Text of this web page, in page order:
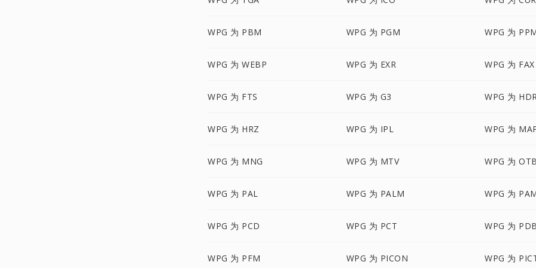
WPG 为 PBM WPG 为 PGM WPG 为
WPG 为 WEBP WPG 为 EXR WPG 为 FAX
WPG 为 FTS WPG 为 G3 WPG 为
WPG 为 HRZ WPG 为 IPL WPG 为
WPG 为 MNG WPG 为 MTV WPG 为 OTB
WPG 为 PAL WPG 为 PALM WPG 为
WPG 为 PCD WPG 为 PCT WPG 为 PDB
WPG 为 PFM WPG 为 PICON WPG 为